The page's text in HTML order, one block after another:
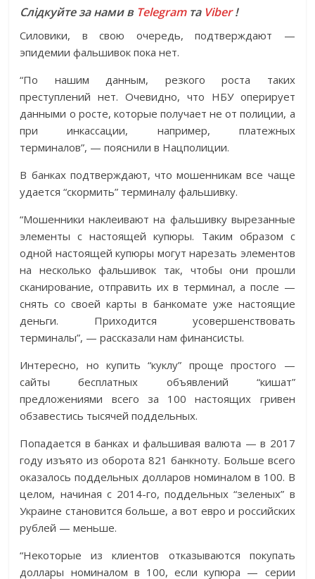
Слідкуйте за нами в Telegramта Viber!
Силовики, в свою очередь, подтверждают —
эпидемии фальшивок пока нет.
“По нашим данным, резкого роста таких
преступлений нет. Очевидно, что НБУ оперирует
данными о росте, которые получает не от полиции, а
при инкассации, например, платежных
терминалов”, — пояснили в Нацполиции.
В банках подтверждают, что мошенникам все чаще
удается “скормить” терминалу фальшивку.
“Мошенники наклеивают на фальшивку вырезанные
элементы с настоящей купюры. Таким образом с
одной настоящей купюры могут нарезать элементов
на несколько фальшивок так, чтобы они прошли
сканирование, отправить их в терминал, а после —
снять со своей карты в банкомате уже настоящие
деньги. Приходится усовершенствовать
терминалы”, — рассказали нам финансисты.
Интересно, но купить “куклу” проще простого —
сайты бесплатных объявлений “кишат”
предложениями всего за 100 настоящих гривен
обзавестись тысячей поддельных.
Попадается в банках и фальшивая валюта — в 2017
году изъято из оборота 821 банкноту. Больше всего
оказалось поддельных долларов номиналом в 100. В
целом, начиная с 2014-го, поддельных “зеленых” в
Украине становится больше, а вот евро и российских
рублей — меньше.
“Некоторые из клиентов отказываются покупать
доллары номиналом в 100, если купюра — серии